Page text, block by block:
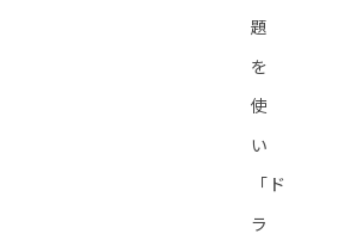
題
を
使
い
「ド
ラ